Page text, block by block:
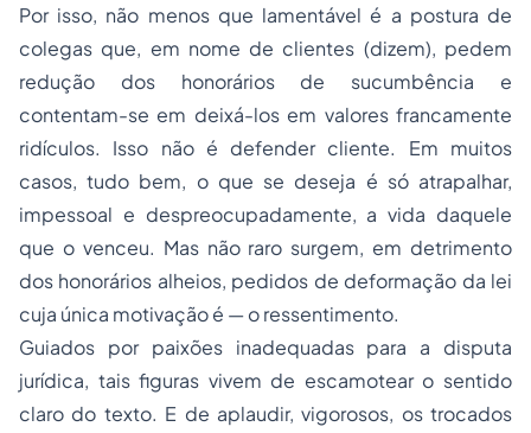
Por isso, não menos que lamentável é a postura de
colegas que, em nome de clientes (dizem), pedem
redução dos honorários de sucumbência e
contentam-se em deixá-los em valores francamente
ridículos. Isso não é defender cliente. Em muitos
casos, tudo bem, o que se deseja é só atrapalhar,
impessoal e despreocupadamente, a vida daquele
que o venceu. Mas não raro surgem, em detrimento
dos honorários alheios, pedidos de deformação da lei
cuja única motivação é — o ressentimento.
Guiados por paixões inadequadas para a disputa
jurídica, tais figuras vivem de escamotear o sentido
claro do texto. E de aplaudir, vigorosos, os trocados